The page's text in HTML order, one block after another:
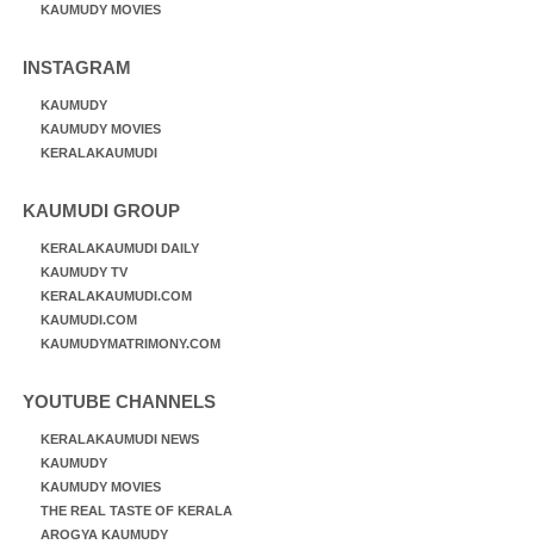
KAUMUDY MOVIES
INSTAGRAM
KAUMUDY
KAUMUDY MOVIES
KERALAKAUMUDI
KAUMUDI GROUP
KERALAKAUMUDI DAILY
KAUMUDY TV
KERALAKAUMUDI.COM
KAUMUDI.COM
KAUMUDYMATRIMONY.COM
YOUTUBE CHANNELS
KERALAKAUMUDI NEWS
KAUMUDY
KAUMUDY MOVIES
THE REAL TASTE OF KERALA
AROGYA KAUMUDY